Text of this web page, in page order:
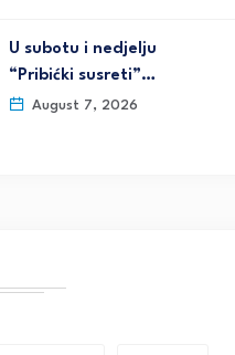
U subotu i nedjelju
“Pribićki susreti”…
August 7, 2026